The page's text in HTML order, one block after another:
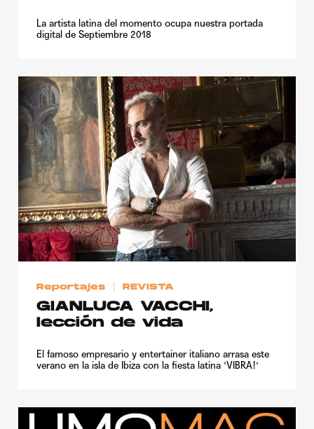
La artista latina del momento ocupa nuestra portada
digital de Septiembre 2018
Reportajes REVISTA
GIANLUCA VACCHI,
lección de vida
El famoso empresario y entertainer italiano arrasa este
verano en la isla de Ibiza con la fiesta latina 'VIBRA!'